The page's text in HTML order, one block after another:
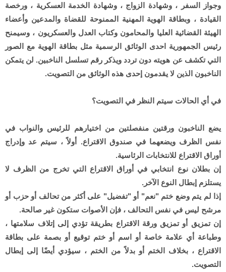
وجواز السفر ، وشهادة الزواج ، وشهادة الخدمة العسكرية ، ورخصة
القيادة ، وبطاقة الهوية المهنية الممنوحة للقضاة والمدعين وأعضاء
الهيئة القضائية العليا والمحامون وكتاب العدل والعسكريون ، وسيمنح
رئيس الجمهورية احدى الوثائق الرسمية مثل بطاقة الهوية مع الصور
التي تكشف عن هويته دون تردد ويذكر رقم تسلسل الناخبين. لن يتمكن
الناخبون الذين لا يقدمون إحدى هذه الوثائق من التصويت.
في أي الحالات سيتم النظر في التصويت؟
يضع الناخبون ورقتين منفصلتين من اختيارهم للرئيس والنواب في
نفس الظرف ويضعهما في صندوق الاقتراع. أولاً ، سيتم عد وإدراج
أوراق الاقتراع للانتخابات الرئاسية.
إن بطلان نوع انتخابي في أوراق الاقتراع التي تخرج من الظرف لا
يستلزم إبطال النوع الآخر.
إذا لم يتم وضع ختم "نعم" أو "تفضيل" على أكثر من تحالف أو حزب أو
مرشح ليس في نفس التحالف ، فإن الأصوات ستكون غير صالحة.
إن تمزيق أو تمزيق ورقة الاقتراع بطريقة تؤدي إلى إتلاف سلامتها ،
وطباعة أي علامة خاصة أو اسم أو ختم توقيع أو بصمة على بطاقة
الاقتراع ، بخلاف الختم أو بدلاً من الختم ، سيؤدي أيضًا إلى إبطال
التصويت.